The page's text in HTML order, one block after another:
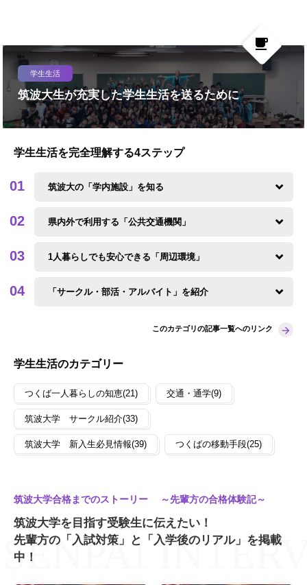
local_cafe
学生生活
筑波大生が充実した学生生活を送るために
学生生活を完全理解する4ステップ
筑波大の「学内施設」を知る
県内外で利用する「公共交通機関」
1人暮らしでも安心できる「周辺環境」
「サークル・部活・アルバイト」を紹介
このカテゴリの記事一覧へのリンク
学生生活のカテゴリー
つくば一人暮らしの知恵(21) 交通・通学(9)
筑波大学 サークル紹介(33)
筑波大学 新入生必見情報(39) つくばの移動手段(25)
筑波大学合格までのストーリー ～先輩方の合格体験記～
筑波大学を目指す受験生に伝えたい！
先輩方の「入試対策」と「入学後のリアル」を掲載
中！